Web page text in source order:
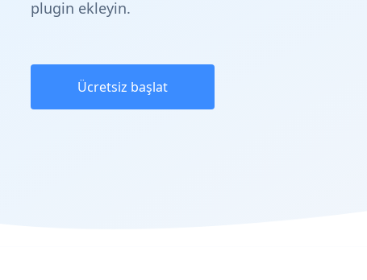
plugin ekleyin.
Ücretsiz başlat